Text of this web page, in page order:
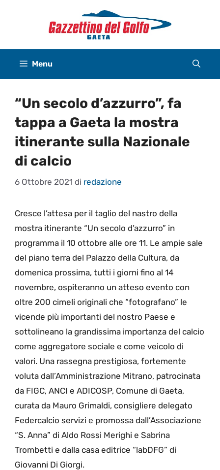
Menu
“Un secolo d’azzurro”, fa
tappa a Gaeta la mostra
itinerante sulla Nazionale
di calcio
6 Ottobre 2021 di redazione
Cresce l’attesa per il taglio del nastro della
mostra itinerante “Un secolo d’azzurro” in
programma il 10 ottobre alle ore 11. Le ampie sale
del piano terra del Palazzo della Cultura, da
domenica prossima, tutti i giorni fino al 14
novembre, ospiteranno un atteso evento con
oltre 200 cimeli originali che “fotografano” le
vicende più importanti del nostro Paese e
sottolineano la grandissima importanza del calcio
come aggregatore sociale e come veicolo di
valori. Una rassegna prestigiosa, fortemente
voluta dall’Amministrazione Mitrano, patrocinata
da FIGC, ANCI e ADICOSP, Comune di Gaeta,
curata da Mauro Grimaldi, consigliere delegato
Federcalcio servizi e promossa dall’Associazione
“S. Anna” di Aldo Rossi Merighi e Sabrina
Trombetti e dalla casa editrice “labDFG” di
Giovanni Di Giorgi.